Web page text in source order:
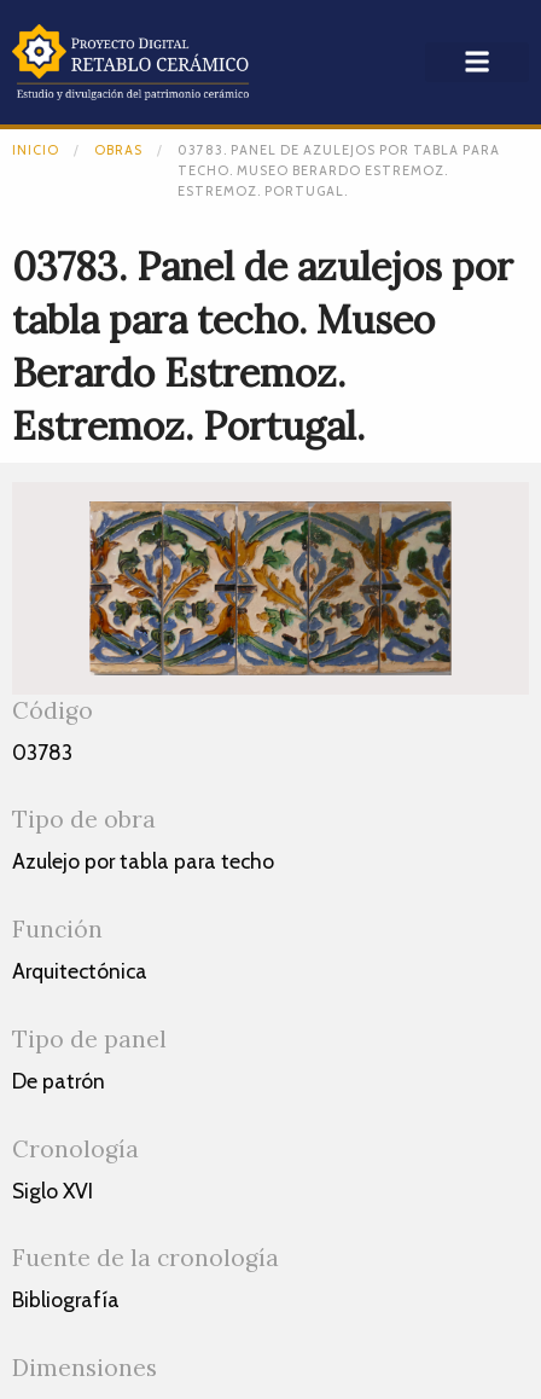
INICIO OBRAS
03783. PANEL DE AZULEJOS POR TABLA PARA
TECHO. MUSEO BERARDO ESTREMOZ.
ESTREMOZ. PORTUGAL.
03783. Panel de azulejos por
tabla para techo. Museo
Berardo Estremoz.
Estremoz. Portugal.
Código
03783
Tipo de obra
Azulejo por tabla para techo
Función
Arquitectónica
Tipo de panel
De patrón
Cronología
Siglo XVI
Fuente de la cronología
Bibliografía
Dimensiones